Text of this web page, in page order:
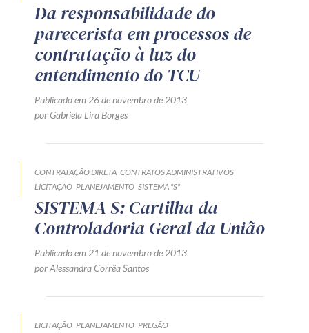
Da responsabilidade do
parecerista em processos de
contratação à luz do
entendimento do TCU
Publicado em 26 de novembro de 2013
por Gabriela Lira Borges
CONTRATAÇÃO DIRETA CONTRATOS ADMINISTRATIVOS
LICITAÇÃO PLANEJAMENTO SISTEMA "S"
SISTEMA S: Cartilha da
Controladoria Geral da União
Publicado em 21 de novembro de 2013
por Alessandra Corrêa Santos
LICITAÇÃO PLANEJAMENTO PREGÃO